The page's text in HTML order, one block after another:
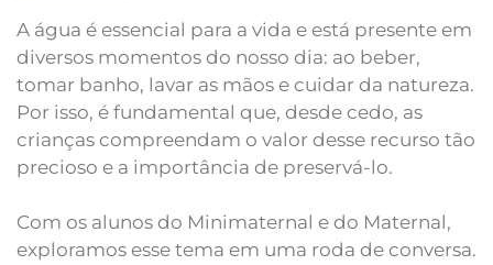
A água é essencial para a vida e está presente em
diversos momentos do nosso dia: ao beber,
tomar banho, lavar as mãos e cuidar da natureza.
Por isso, é fundamental que, desde cedo, as
crianças compreendam o valor desse recurso tão
precioso e a importância de preservá-lo.
Com os alunos do Minimaternal e do Maternal,
exploramos esse tema em uma roda de conversa.